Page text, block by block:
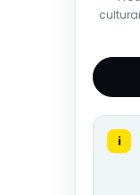
i